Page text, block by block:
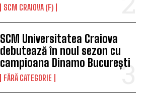
SCM CRAIOVA (F)
SCM Universitatea Craiova
debutează în noul sezon cu
campioana Dinamo București
FĂRĂ CATEGORIE